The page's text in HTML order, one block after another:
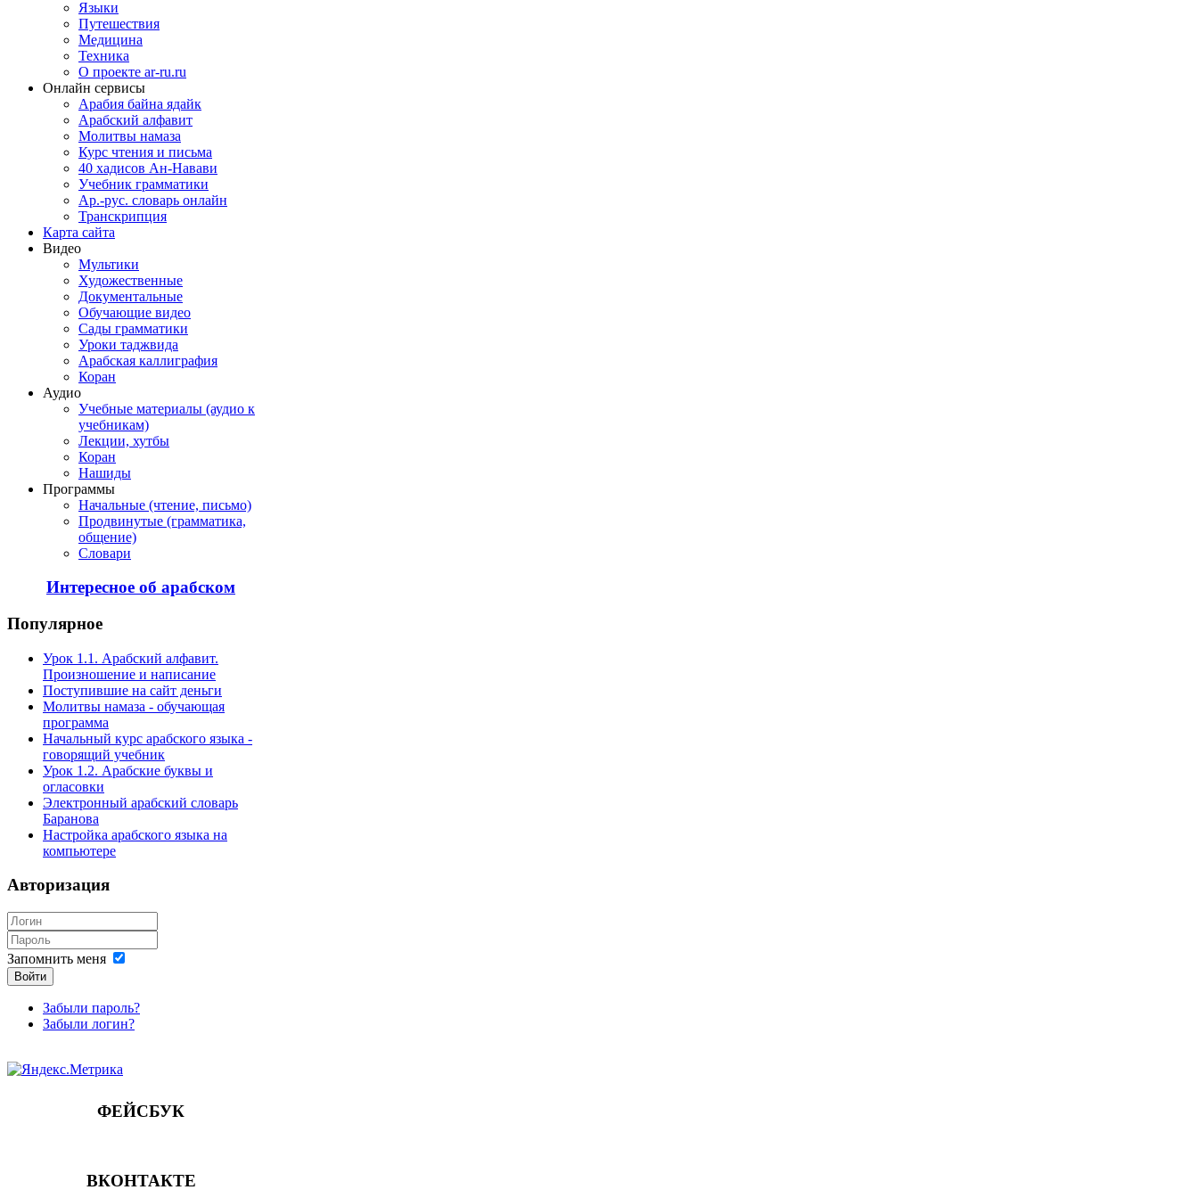
Языки
Путешествия
Медицина
Техника
О проекте ar-ru.ru
Онлайн сервисы
Арабия байна ядайк
Арабский алфавит
Молитвы намаза
Курс чтения и письма
40 хадисов Ан-Навави
Учебник грамматики
Ар.-рус. словарь онлайн
Транскрипция
Карта сайта
Видео
Мультики
Художественные
Документальные
Обучающие видео
Сады грамматики
Уроки таджвида
Арабская каллиграфия
Коран
Аудио
Учебные материалы (аудио к
учебникам)
Лекции, хутбы
Коран
Нашиды
Программы
Начальные (чтение, письмо)
Продвинутые (грамматика,
общение)
Словари
Интересное об арабском
Популярное
Урок 1.1. Арабский алфавит.
Произношение и написание
Поступившие на сайт деньги
Молитвы намаза - обучающая
программа
Начальный курс арабского языка -
говорящий учебник
Урок 1.2. Арабские буквы и
огласовки
Электронный арабский словарь
Баранова
Настройка арабского языка на
компьютере
Авторизация
Запомнить меня
Войти
Забыли пароль?
Забыли логин?
ФЕЙСБУК
ВКОНТАКТЕ